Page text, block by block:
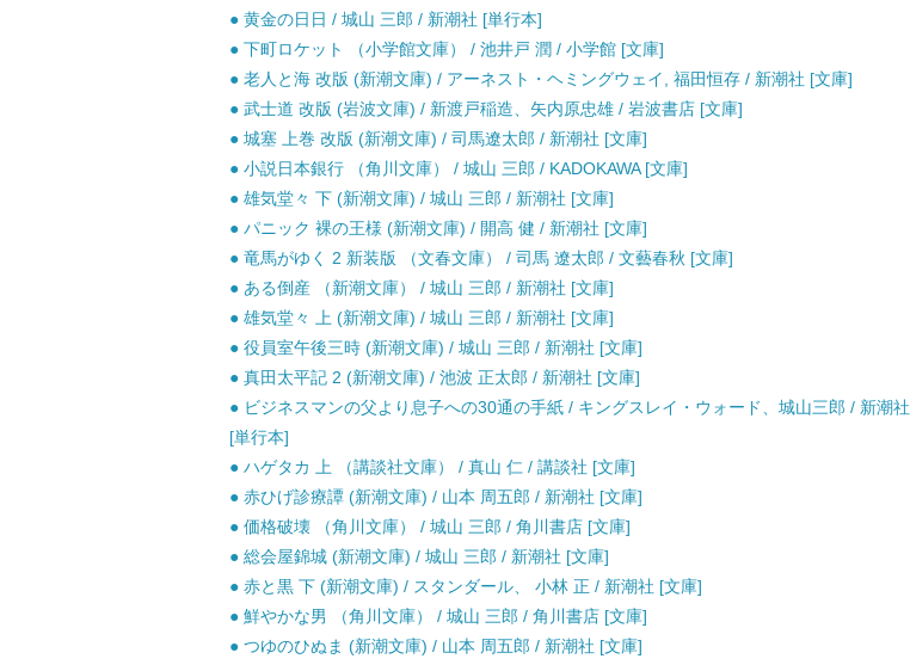
● 黄金の日日 / 城山 三郎 / 新潮社 [単行本]
● 下町ロケット （小学館文庫） / 池井戸 潤 / 小学館 [文庫]
● 老人と海 改版 (新潮文庫) / アーネスト・ヘミングウェイ, 福田恒存 / 新潮社 [文庫]
● 武士道 改版 (岩波文庫) / 新渡戸稲造、矢内原忠雄 / 岩波書店 [文庫]
● 城塞 上巻 改版 (新潮文庫) / 司馬遼太郎 / 新潮社 [文庫]
● 小説日本銀行 （角川文庫） / 城山 三郎 / KADOKAWA [文庫]
● 雄気堂々 下 (新潮文庫) / 城山 三郎 / 新潮社 [文庫]
● パニック 裸の王様 (新潮文庫) / 開高 健 / 新潮社 [文庫]
● 竜馬がゆく 2 新装版 （文春文庫） / 司馬 遼太郎 / 文藝春秋 [文庫]
● ある倒産 （新潮文庫） / 城山 三郎 / 新潮社 [文庫]
● 雄気堂々 上 (新潮文庫) / 城山 三郎 / 新潮社 [文庫]
● 役員室午後三時 (新潮文庫) / 城山 三郎 / 新潮社 [文庫]
● 真田太平記 2 (新潮文庫) / 池波 正太郎 / 新潮社 [文庫]
● ビジネスマンの父より息子への30通の手紙 / キングスレイ・ウォード、城山三郎 / 新潮社
[単行本]
● ハゲタカ 上 （講談社文庫） / 真山 仁 / 講談社 [文庫]
● 赤ひげ診療譚 (新潮文庫) / 山本 周五郎 / 新潮社 [文庫]
● 価格破壊 （角川文庫） / 城山 三郎 / 角川書店 [文庫]
● 総会屋錦城 (新潮文庫) / 城山 三郎 / 新潮社 [文庫]
● 赤と黒 下 (新潮文庫) / スタンダール、 小林 正 / 新潮社 [文庫]
● 鮮やかな男 （角川文庫） / 城山 三郎 / 角川書店 [文庫]
● つゆのひぬま (新潮文庫) / 山本 周五郎 / 新潮社 [文庫]